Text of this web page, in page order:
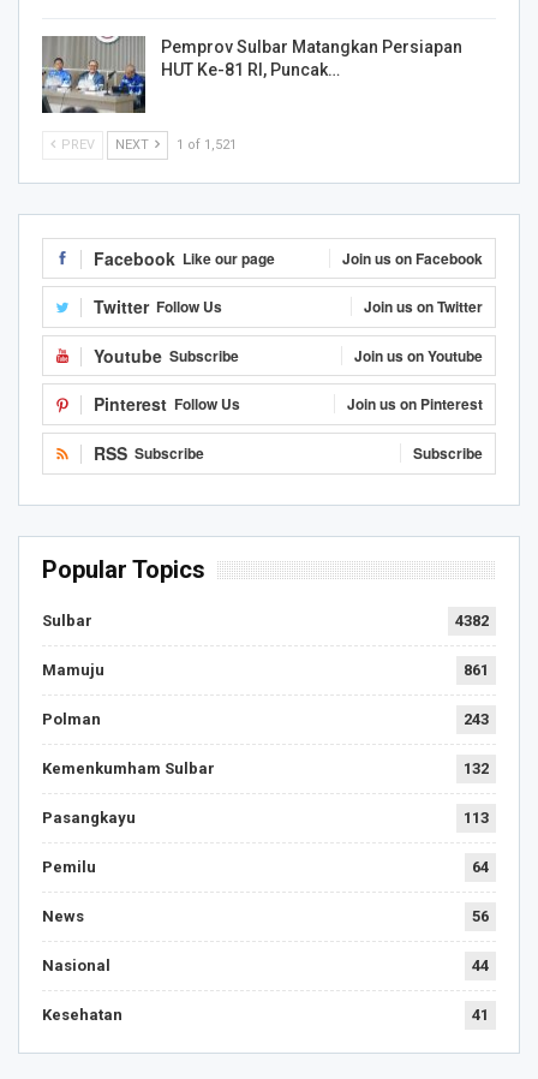
Pemprov Sulbar Matangkan Persiapan
HUT Ke-81 RI, Puncak…
PREV NEXT 1 of 1,521
Facebook Like our page Join us on Facebook
Twitter Follow Us Join us on Twitter
Youtube Subscribe Join us on Youtube
Pinterest Follow Us Join us on Pinterest
RSS Subscribe Subscribe
Popular Topics
Sulbar 4382
Mamuju 861
Polman 243
Kemenkumham Sulbar 132
Pasangkayu 113
Pemilu 64
News 56
Nasional 44
Kesehatan 41